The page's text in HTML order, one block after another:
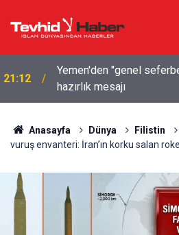
21:12
Yemen'den "genel
hazırlık mesajı
Anasayfa Dünya Filistin
vuruş envanteri: İran’ın korku salan